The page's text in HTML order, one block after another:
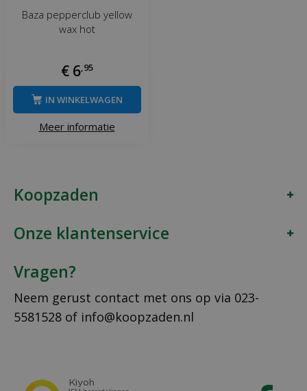
Baza pepperclub yellow
wax hot
€ 6 95
Meer informatie
IN WINKELWAGEN
Koopzaden
Onze klantenservice
Vragen?
Neem gerust contact met ons op via 023-
5581528 of info@koopzaden.nl